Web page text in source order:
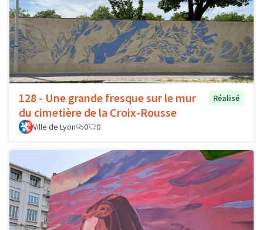
128 - Une grande fresque sur le mur
du cimetière de la Croix-Rousse
Réalisé
Ville de Lyon 0 0